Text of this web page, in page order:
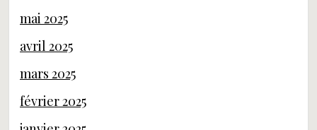
mai 2025
avril 2025
mars 2025
février 2025